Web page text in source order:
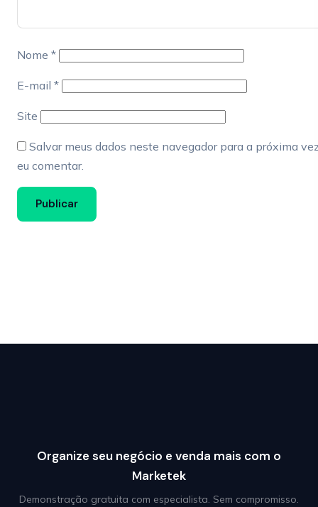
Nome *
E-mail *
Site
Salvar meus dados neste navegador para a próxima
eu comentar.
Organize seu negócio e venda mais com o
Marketek
Demonstração gratuita com especialista. Sem compromisso.